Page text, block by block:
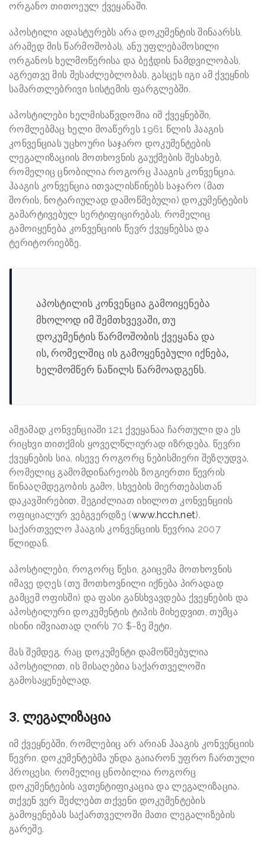
ორგანო თითოეულ ქვეყანაში.
აპოსტილი ადასტურებს არა დოკუმენტის შინაარსს,
არამედ მის წარმოშობას, ანუ უფლებამოსილი
ორგანოს ხელმოწერისა და ბეჭდის ნამდვილობას,
აგრეთვე მის შესაძლებლობას, გასცეს იგი ამ ქვეყნის
სამართლებრივი სისტემის ფარგლებში.
აპოსტილები ხელმისაწვდომია იმ ქვეყნებში,
რომლებმაც ხელი მოაწერეს 1961 წლის ჰააგის
კონვენციას უცხოური საჯარო დოკუმენტების
ლეგალიზაციის მოთხოვნის გაუქმების შესახებ,
რომელიც ცნობილია როგორც ჰააგის კონვენცია.
ჰააგის კონვენცია ითვალისწინებს საჯარო (მათ
შორის, ნოტარიულად დამოწმებული) დოკუმენტების
გამარტივებულ სერტიფიცირებას, რომელიც
გამოიყენება კონვენციის წევრ ქვეყნებსა და
ტერიტორიებზე.
აპოსტილის კონვენცია გამოიყენება
მხოლოდ იმ შემთხვევაში, თუ
დოკუმენტის წარმოშობის ქვეყანა და
ის, რომელშიც ის გამოყენებული იქნება,
ხელმომწერ ნაწილს წარმოადგენს.
ამჟამად კონვენციაში 121 ქვეყანაა ჩართული და ეს
რიცხვი თითქმის ყოველწლიურად იზრდება. წევრი
ქვეყნების სია, ისევე როგორც ნებისმიერი შეზღუდვა,
რომელიც გამომდინარეობს ზოგიერთი წევრის
წინააღმდეგობის გამო, სხვების მიერთებასთან
დაკავშირებით, შეგიძლიათ იხილოთ კონვენციის
ოფიციალურ ვებგვერდზე (www.hcch.net).
საქართველო ჰააგის კონვენციის წევრია 2007
წლიდან.
აპოსტილები, როგორც წესი, გაიცემა მოთხოვნის
იმავე დღეს (თუ მოთხოვნილი იქნება პირადად
გამცემ ოფისში) და ფასი განსხვავდება ქვეყნების და
აპოსტილური დოკუმენტის ტიპის მიხედვით, თუმცა
ისინი იშვიათად ღირს 70 $-ზე მეტი.
მას შემდეგ, რაც დოკუმენტი დამოწმებულია
აპოსტილით, ის მისაღებია საქართველოში
გამოსაყენებლად.
3. ლეგალიზაცია
იმ ქვეყნებში, რომლებიც არ არიან ჰააგის კონვენციის
წევრი, დოკუმენტებმა უნდა გაიარონ უფრო ჩართული
პროცესი, რომელიც ცნობილია როგორც
დოკუმენტების ავთენტიფიკაცია და ლეგალიზაცია.
თქვენ ვერ შეძლებთ თქვენი დოკუმენტების
გამოყენებას საქართველოში მათი ლეგალიზების
გარეშე.